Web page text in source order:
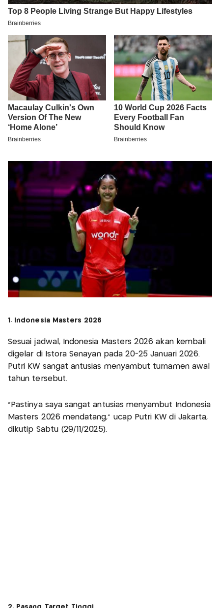
1. Indonesia Masters 2026
Sesuai jadwal, Indonesia Masters 2026 akan kembali
digelar di Istora Senayan pada 20-25 Januari 2026.
Putri KW sangat antusias menyambut turnamen awal
tahun tersebut.
“Pastinya saya sangat antusias menyambut Indonesia
Masters 2026 mendatang,” ucap Putri KW di Jakarta,
dikutip Sabtu (29/11/2025).